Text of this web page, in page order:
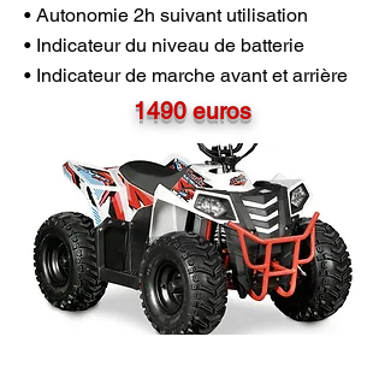
• Autonomie 2h suivant utilisation
• Indicateur du niveau de batterie
• Indicateur de marche avant et arrière
1490 euros